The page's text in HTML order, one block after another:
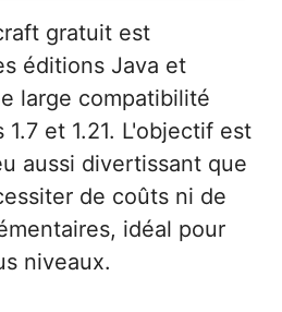
gratuit est
éditions Java et
large compatibilité
et 1.21. L'objectif est
aussi divertissant que
de coûts ni de
idéal pour
niveaux.